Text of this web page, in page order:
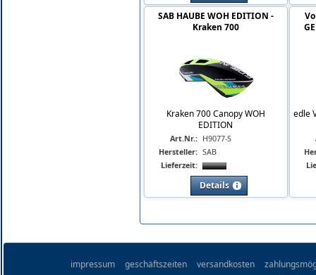
SAB HAUBE WOH EDITION -
Kraken 700
Kraken 700 Canopy WOH
EDITION
Art.Nr.: H9077-S
Hersteller: SAB
Lieferzeit:
Details
edle
impressum geschäftszeiten versandkosten